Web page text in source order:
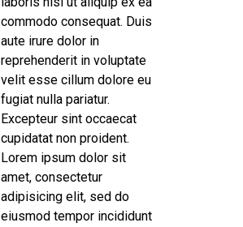
commodo consequat. Duis
aute irure dolor in
reprehenderit in voluptate
velit esse cillum dolore eu
fugiat nulla pariatur.
Excepteur sint occaecat
cupidatat non proident.
Lorem ipsum dolor sit
amet, consectetur
adipisicing elit, sed do
eiusmod tempor incididunt